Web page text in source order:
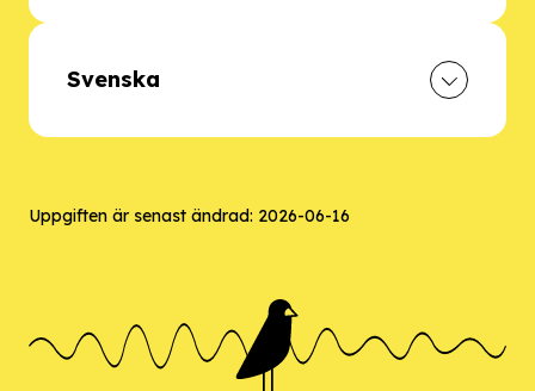
Svenska
Uppgiften är senast ändrad: 2026-06-16